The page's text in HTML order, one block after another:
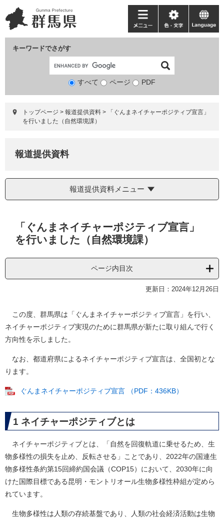
ー
ジ
ニ
ュ
て
キーワードでさがす
検
象
すべて ページ PDF
メ
ニ
ー
色・
文
language
トップページ > 報道提供資料 >
「ぐんまネイチャーポジティブ宣言」
を行いました（自然環境課）
報道提供資料
報道提供資料メニュー
「ぐんまネイチャーポジティブ宣言」
を行いました（自然環境課）
ページ内目次
更新日：2024年12月26日
この度、群馬県は「ぐんまネイチャーポジティブ宣言」を行い、
ネイチャーポジティブ実現のために群馬県が新たに取り組んで行く
方向性を示しました。
なお、都道府県によるネイチャーポジティブ宣言は、全国初とな
ります。
ぐんまネイチャーポジティブ宣言 （PDF：436KB）
1 ネイチャーポジティブとは​
ネイチャーポジティブとは、「自然を回復軌道に乗せるため、生
物多様性の損失を止め、反転させる」ことであり、2022年の国連生
物多様性条約第15回締約国会議（COP15）において、2030年に向
けた国際目標である昆明・モントリオール生物多様性枠組が定めら
れています。
生物多様性は人類の存続基盤であり、人類の社会経済活動は生物